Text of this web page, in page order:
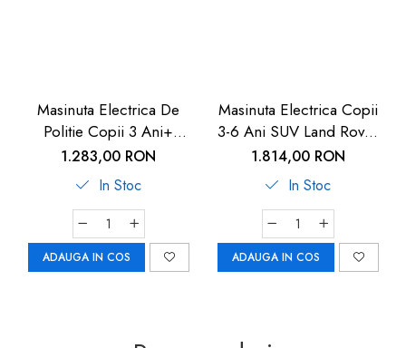
Masinuta Electrica De
Politie Copii 3 Ani+
Chipolino | Carboysafety
1.283,00 RON
In Stoc
ADAUGA IN COS
Masinuta Electrica Copii
3-6 Ani SUV Land Rover
Negru Chipolino |
Carboysafety
1.814,00 RON
In Stoc
ADAUGA IN COS